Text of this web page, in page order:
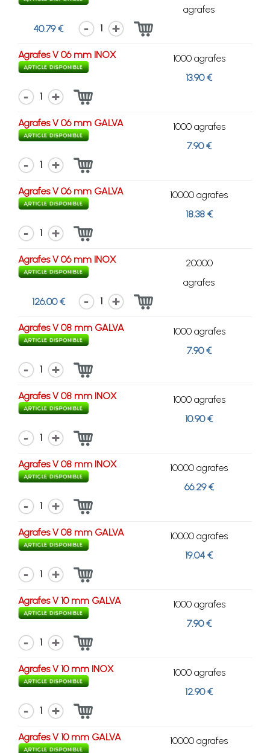
agrafes
40.79 €
1
Agrafes V 06 mm INOX
1000 agrafes
13.90 €
1
Agrafes V 06 mm GALVA
1000 agrafes
7.90 €
1
Agrafes V 06 mm GALVA
10000 agrafes
18.38 €
1
Agrafes V 06 mm INOX
20000
agrafes
126.00 €
1
Agrafes V 08 mm GALVA
1000 agrafes
7.90 €
1
Agrafes V 08 mm INOX
1000 agrafes
10.90 €
1
Agrafes V 08 mm INOX
10000 agrafes
66.29 €
1
Agrafes V 08 mm GALVA
10000 agrafes
19.04 €
1
Agrafes V 10 mm GALVA
1000 agrafes
7.90 €
1
Agrafes V 10 mm INOX
1000 agrafes
12.90 €
1
Agrafes V 10 mm GALVA 10000 agrafes